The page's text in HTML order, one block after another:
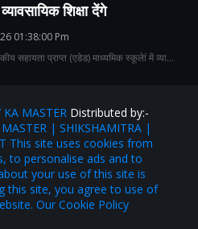
शिक्षा देंगे
01:38:00 Pm
प्राप्त (एडेड) माध्यमिक स्कूलेां में व्या…
KA MASTER Distributed by:-
| SHIKSHAMITRA |
This site uses cookies from
to personalise ads and to
your use of this site is
this site, you agree to use of
Our Cookie Policy